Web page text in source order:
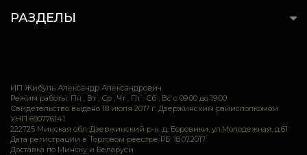
РАЗДЕЛЫ
ИП Жибуль Александр Александрович
Режим работы: Пн , Вт , Ср , Чт , Пт , Сб , Вс c 09:00 до 19:00
Свидетельство выдано 18 июля 2017 г. Дзержинским райисполкомом
УНП 690776141
222725 Минская обл.,Дзержинский р-н, д. Боровики, ул.Молодежная, д.61
Дата регистрации в Торговом реестре РБ: 18.07.2017
Доставка по Минску и Беларуси